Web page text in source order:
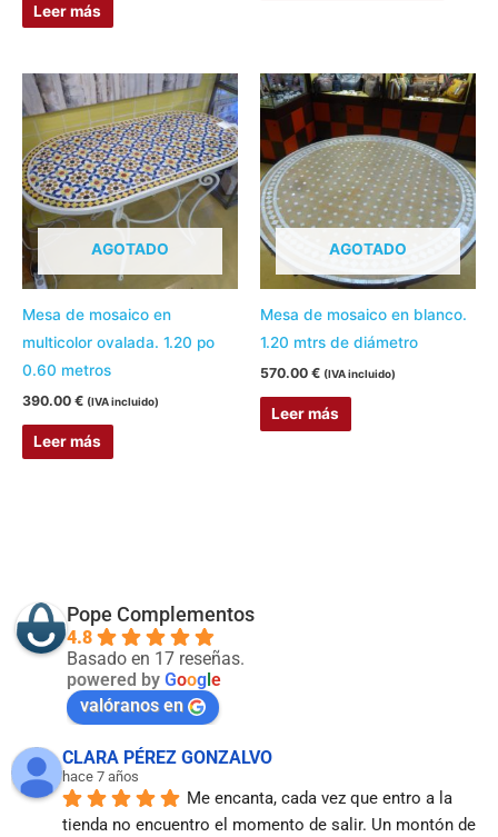
Leer más
AGOTADO
Mesa de mosaico en
multicolor ovalada. 1.20 po
0.60 metros
390.00 € (IVA incluido)
Leer más
AGOTADO
Mesa de mosaico en blanco.
1.20 mtrs de diámetro
570.00 € (IVA incluido)
Leer más
Pope Complementos
4.8
Basado en 17 reseñas.
powered by Goog e
valóranos en
CLARA PÉREZ GONZALVO
hace 7 años
Me encanta, cada vez que entro a la
tienda no encuentro el momento de salir. Un montón de